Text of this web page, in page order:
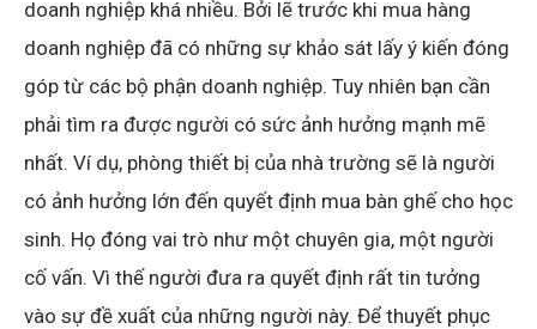
doanh nghiệp khá nhiều. Bởi lẽ trước khi mua hàng
doanh nghiệp đã có những sự khảo sát lấy ý kiến đóng
góp từ các bộ phận doanh nghiệp. Tuy nhiên bạn cần
phải tìm ra được người có sức ảnh hưởng mạnh mẽ
nhất. Ví dụ, phòng thiết bị của nhà trường sẽ là người
có ảnh hưởng lớn đến quyết định mua bàn ghế cho học
sinh. Họ đóng vai trò như một chuyên gia, một người
cố vấn. Vì thế người đưa ra quyết định rất tin tưởng
vào sự đề xuất của những người này. Để thuyết phục